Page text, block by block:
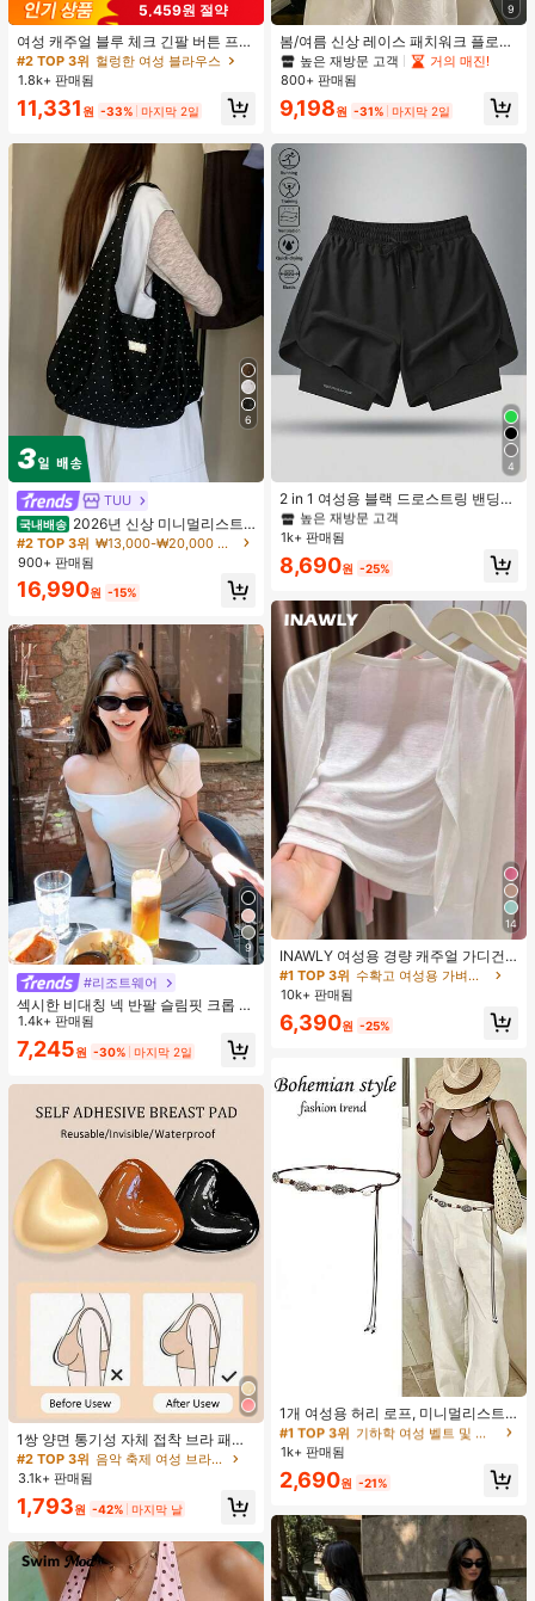
5,459원 절약
여성 캐주얼 블루 체크 긴팔 버튼 프론
트 폴리에스터 셔츠, 레귤러 핏, 봄 의
류, 편안한 스타일
#2 TOP 3위 헐렁한 여성 블라우스
1.8k+ 판매됨
11,331 원 -33% 마지막 2일
6
TUU
국내배송 2026년 신상 미니멀리스트
도트 캔버스 토트백, 대용량 캐주얼 다
용도 통근 숄더 핸드백
#2 TOP 3위
₩13,000-₩20,000 여성 숄더백
900+ 판매됨
16,990원 -15%
9
#리조트웨어
섹시한 비대칭 넥 반팔 슬림핏 크롭 탑
화이트 여름
1.4k+ 판매됨
7,245원 -30% 마지막 2일
1쌍 양면 통기성 자체 접착 브라 패드,
두꺼워진 삼각형 푸쉬업 디자인, 재사
용 가능, 보이지 않는 비키니 브라 삽
입물, 수영에 적합
#2 TOP 3위
음악 축제 여성 브라 액세서리
거의 매진!
#2 TOP 3위
음악 축제 여성 브라 액세서리
거의 매진!
#2 TOP 3위
음악 축제 여성 브라 액세서리
거의 매진!
#2 TOP 3위
3.1k+ 판매됨
1,793원 -42% 마지막 날
9
봄/여름 신상 레이스 패치워크 플로럴
트림 소프트 니트 가디건 경량 재킷 탑
여성용, 코티지코어 옐로우
높은 재방문 고객
거의 매진!
800+ 판매됨
9,198원 -31% 마지막 2일
4
2 in 1 여성용 블랙 드로스트링 밴딩
허리 곡선 밑단 캐주얼 러닝 트레이닝
운동 반바지
#1 TOP 3위 여성 액티브 바텀
높은 재방문 고객
#1 TOP 3위 여성 액티브 바텀
높은 재방문 고객
#1 TOP 3위
높은 재방문 고객
1k+ 판매됨
8,690원 -25%
14
INAWLY 여성용 경량 캐주얼 가디건,
여름
#1 TOP 3위
수확고 여성용 가벼운 카디건
10k+ 판매됨
6,390원 -25%
1개 여성용 허리 로프, 미니멀리스트
보헤미안 패션 매듭 허리 벨트, 드레
스, 캐주얼 팬츠와 함께 일상 착용에
적합한 장식용 허리 액세서리
거의 매진!
#1 TOP 3위
기하학 여성 벨트 및 벨트 액세서리
거의 매진!
#1 TOP 3위
기하학 여성 벨트 및 벨트 액세서리
거의 매진!
#1 TOP 3위
거의 매진!
1k+ 판매됨
2,690원 -21%